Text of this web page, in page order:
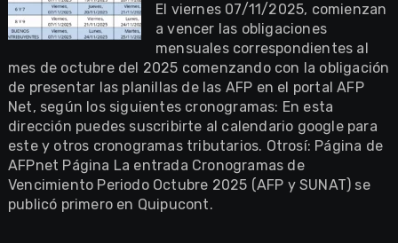
El viernes 07/11/2025, comienzan
a vencer las obligaciones
mensuales correspondientes al
mes de octubre del 2025 comenzando con la obligación
de presentar las planillas de las AFP en el portal AFP
Net, según los siguientes cronogramas: En esta
dirección puedes suscribirte al calendario google para
este y otros cronogramas tributarios. Otrosí: Página de
AFPnet Página La entrada Cronogramas de
Vencimiento Periodo Octubre 2025 (AFP y SUNAT) se
publicó primero en Quipucont.